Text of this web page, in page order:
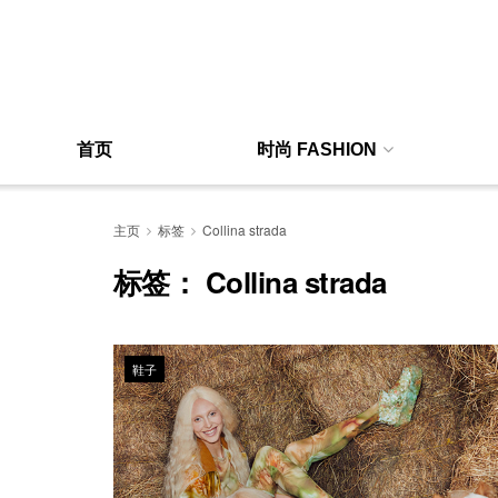
首页 时尚 FASHION
主页 标签 Collina strada
标签： Collina strada
鞋子